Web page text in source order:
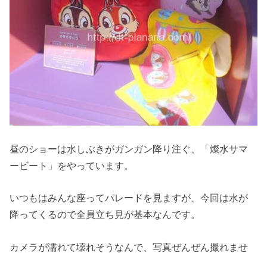
昼のショーは水しぶきがガンガン降り注ぐ、「燦水サマ
ービート」をやっています。
いつもはみんな座ってパレードを見ますが、今回は水が
降ってくるので全員立ち見が基本なんです。
カメラが濡れて壊れそうなんで、写真ぜんぜん撮れませ